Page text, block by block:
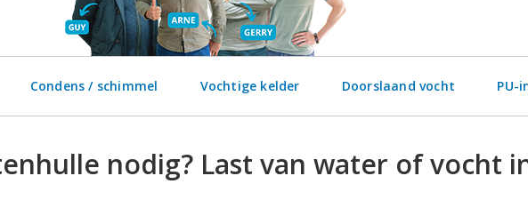
Condens / schimmel Vochtige kelder Doorslaand vocht PU-
nodig? Last van water of vocht